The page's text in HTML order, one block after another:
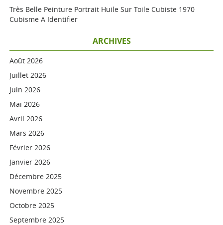
Très Belle Peinture Portrait Huile Sur Toile Cubiste 1970
Cubisme A Identifier
ARCHIVES
Août 2026
Juillet 2026
Juin 2026
Mai 2026
Avril 2026
Mars 2026
Février 2026
Janvier 2026
Décembre 2025
Novembre 2025
Octobre 2025
Septembre 2025